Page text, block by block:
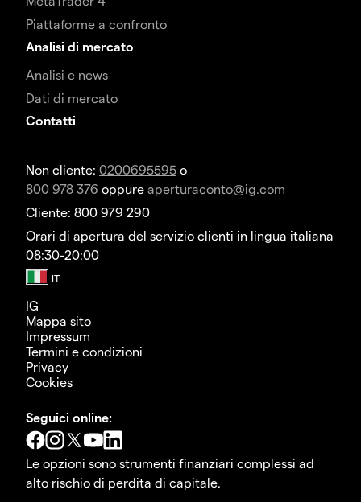
Piattaforme a confronto
Analisi di mercato
Analisi e news
Dati di mercato
Contatti
Non cliente: 0200695595 o
800 978 376 oppure aperturaconto@ig.com
Cliente: 800 979 290
Orari di apertura del servizio clienti in lingua italiana
08:30-20:00
IG
Mappa sito
Impressum
Termini e condizioni
Privacy
Cookies
Seguici online:
Le opzioni sono strumenti finanziari complessi ad
alto rischio di perdita di capitale.